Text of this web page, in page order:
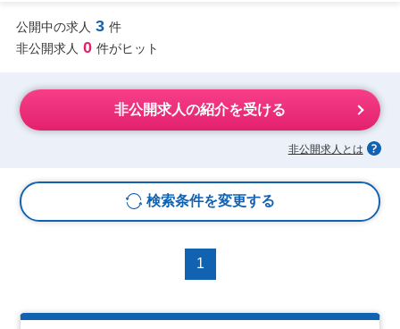
公開中の求人 3 件
非公開求人 0 件がヒット
非公開求人の紹介を受ける
非公開求人とは
検索条件を変更する
1